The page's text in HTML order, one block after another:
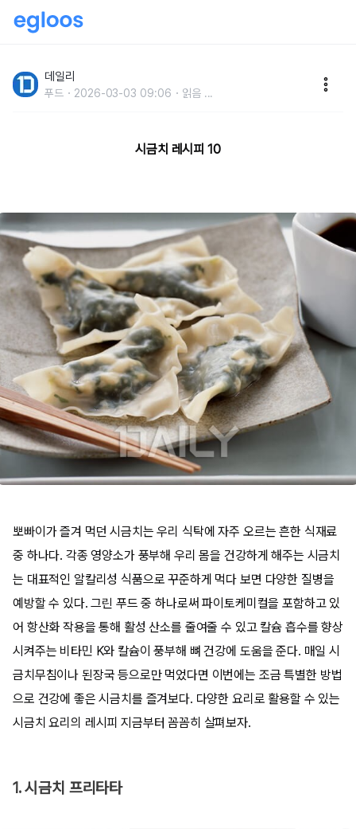
데일리
푸드 2026-03-03 09:06 읽음 ...
시금치 레시피 10
뽀빠이가 즐겨 먹던 시금치는 우리 식탁에 자주 오르는 흔한 식재료
중 하나다. 각종 영양소가 풍부해 우리 몸을 건강하게 해주는 시금치
는 대표적인 알칼리성 식품으로 꾸준하게 먹다 보면 다양한 질병을
예방할 수 있다. 그린 푸드 중 하나로써 파이토케미컬을 포함하고 있
어 항산화 작용을 통해 활성 산소를 줄여줄 수 있고 칼슘 흡수를 향상
시켜주는 비타민 K와 칼슘이 풍부해 뼈 건강에 도움을 준다. 매일 시
금치무침이나 된장국 등으로만 먹었다면 이번에는 조금 특별한 방법
으로 건강에 좋은 시금치를 즐겨보다. 다양한 요리로 활용할 수 있는
시금치 요리의 레시피 지금부터 꼼꼼히 살펴보자.
1. 시금치 프리타타